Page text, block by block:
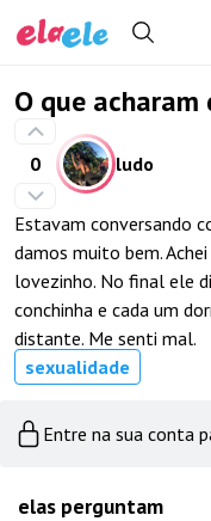
O que acharam
0 ludo
Estavam conversando
damos muito bem.
lovezinho. No final ele
conchinha e cada um
distante. Me senti mal.
sexualidade
Entre na sua conta
elas perguntam